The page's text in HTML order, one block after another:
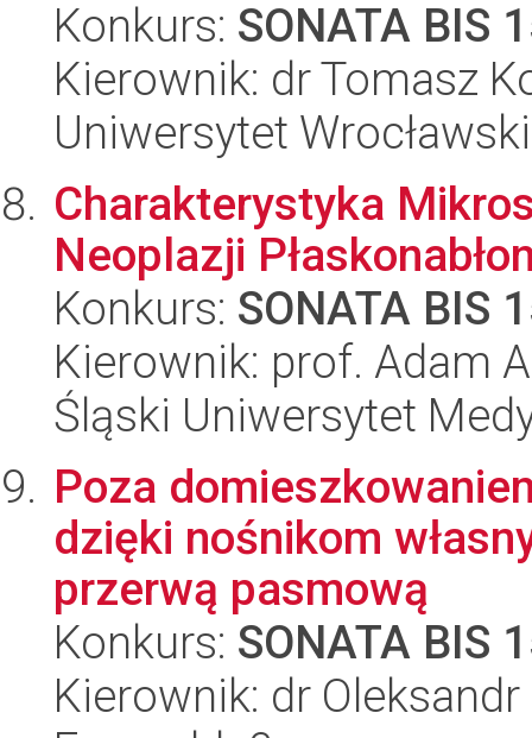
Konkurs: SONATA BIS
Kierownik: dr Tomasz
Uniwersytet Wrocławski
Charakterystyka
Neoplazji
Konkurs: SONATA BIS
Kierownik: prof. Adam
Śląski Uniwersytet
Poza
dzięki nośnikom
przerwą pasmową
Konkurs: SONATA BIS
Kierownik: dr